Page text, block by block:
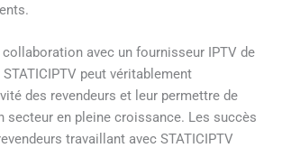
avec un fournisseur IPTV de
peut véritablement
des revendeurs et leur permettre de
secteur en pleine croissance. Les succès
travaillant avec STATICIPTV